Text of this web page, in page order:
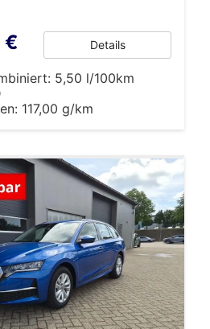
€ Details
5,50 l/100km
117,00 g/km